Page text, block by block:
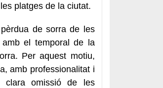
platges de la ciutat.
de sorra de les
amb el temporal de la
Per aquest motiu,
amb professionalitat i
clara omissió de les